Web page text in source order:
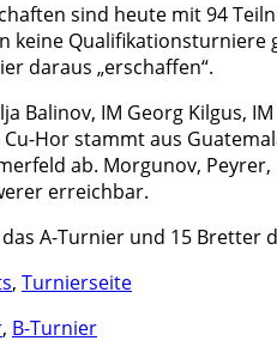
sind heute mit 94
keine
daraus „erschaffen“.
Balinov, IM Georg Kilgus,
Hor stammt aus
ab. Morgunov,
erreichbar.
A-Turnier und 15
, Turnierseite
, B-Turnier